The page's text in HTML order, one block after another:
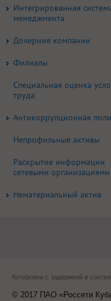
Интегрированная
менеджмента
Дочерние компании
Филиалы
Специальная оценка
труда
Антикоррупционная
Непрофильные активы
Раскрытие информации
сетевыми организациями
Нематериальный актив
Котировки с задержкой в
© 2017 ПАО «Россети